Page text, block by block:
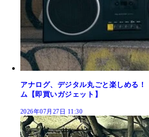
アナログ、デジタル丸ごと楽しめる
ム【即買いガジェット】
2026年07月27日 11:30